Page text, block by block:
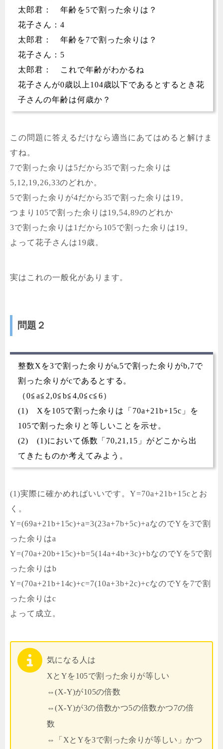
太郎君： 年齢を5で割った余りは？
花子さん：4
太郎君： 年齢を7で割った余りは？
花子さん：5
太郎君： これで年齢がわかるね
花子さんが0歳以上104歳以下であるとするとき花
子さんの年齢は何歳か？
この問題に答えるだけなら適当にあてはめると解けま
すね。
7で割った余りは5だから35で割った余りは
5,12,19,26,33のどれか。
5で割った余りが4だから35で割った余りは19。
つまり105で割った余りは19,54,89のどれか
3で割った余りは1だから105で割った余りは19。
よって花子さんは19歳。
実はこれの一般化があります。
問題２
整数Xを3で割った余りがa,5で割った余りがb,7で
割った余りがcであるとする。
（0≦a≦2,0≦b≦4,0≦c≦6）
(1) Xを105で割った余りは「70a+21b+15c」を
105で割った余りと等しいことを示せ。
(2) (1)において係数「70,21,15」がどこから出
てきたものか考えてみよう。
(1)実際に確かめればいいです。Y=70a+21b+15cとお
く。
Y=(69a+21b+15c)+a=3(23a+7b+5c)+aなのでYを3で割
った余りはa
Y=(70a+20b+15c)+b=5(14a+4b+3c)+bなのでYを5で割
った余りはb
Y=(70a+21b+14c)+c=7(10a+3b+2c)+cなのでYを7で割
った余りはc
よって成立。
気になる人は
XとYを105で割った余りが等しい
⇔(X-Y)が105の倍数
⇔(X-Y)が3の倍数かつ5の倍数かつ7の倍
数
⇔「XとYを3で割った余りが等しい」かつ